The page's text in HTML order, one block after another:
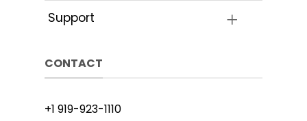
Support
CONTACT
+1 919-923-1110